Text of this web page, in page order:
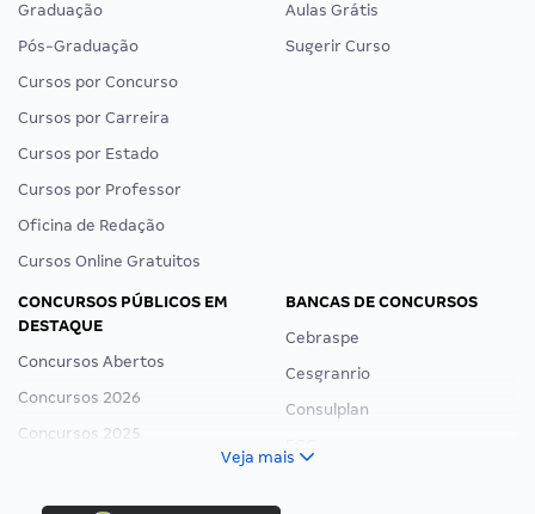
Graduação
Pós-Graduação
Cursos por Concurso
Cursos por Carreira
Cursos por Estado
Cursos por Professor
Oficina de Redação
Cursos Online Gratuitos
Aulas Grátis
Sugerir Curso
CONCURSOS PÚBLICOS EM
DESTAQUE
Concursos Abertos
Concursos 2026
Concursos 2025
Concurso Ibama
BANCAS DE CONCURSOS
Cebraspe
Cesgranrio
Consulplan
Veja mais